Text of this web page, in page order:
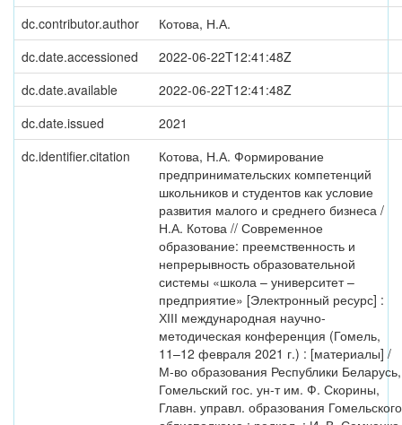
dc.contributor.author
Котова, Н.А.
dc.date.accessioned
2022-06-22T12:41:48Z
dc.date.available
2022-06-22T12:41:48Z
dc.date.issued
2021
dc.identifier.citation
Котова, Н.А. Формирование
предпринимательских компетенций
школьников и студентов как условие
развития малого и среднего бизнеса /
Н.А. Котова // Современное
образование: преемственность и
непрерывность образовательной
системы «школа – университет –
предприятие» [Электронный ресурс] :
ХІІІ международная научно-
методическая конференция (Гомель,
11–12 февраля 2021 г.) : [материалы] /
М-во образования Республики Беларусь,
Гомельский гос. ун-т им. Ф. Скорины,
Главн. управл. образования Гомельского